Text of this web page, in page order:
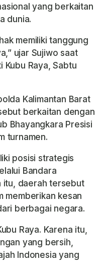
yang berkaitan
dunia.
memiliki tanggung
ujar Sujiwo saat
Kubu Raya, Sabtu
Kalimantan Barat
berkaitan dengan
Bhayangkara Presisi
turnamen.
posisi strategis
Bandara
itu, daerah tersebut
memberikan kesan
berbagai negara.
Raya. Karena itu,
yang bersih,
Indonesia yang